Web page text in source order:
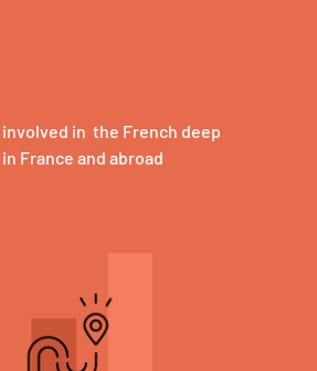
involved in the French deep
France and abroad